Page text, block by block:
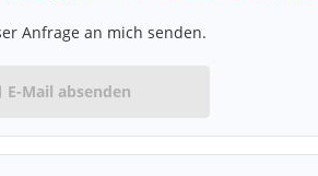
Anfrage an mich senden.
E-Mail absenden